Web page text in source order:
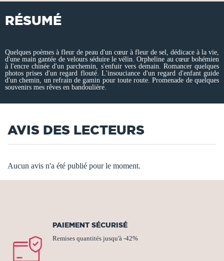
RÉSUMÉ
Quelques poèmes à fleur de peau d'un cœur à fleur de sel, dédicace à la vie,
d'une main gantée de velours séduire le vélin. Orpheline au cœur bohémien
à l'encre chinée d'un parchemin, s'enfuir vers demain. Romancer quelques
photos prises d'un regard flouté. L'insouciance d'un regard d'enfant guide
d'un chemin, un refrain de gamin pour toute route. Promenade de quelques
souvenirs mes rêves en bandoulière.
AVIS DES LECTEURS
Aucun avis n'a été publié pour le moment.
PAIEMENT SÉCURISÉ
Remises quantités jusqu'à -42%